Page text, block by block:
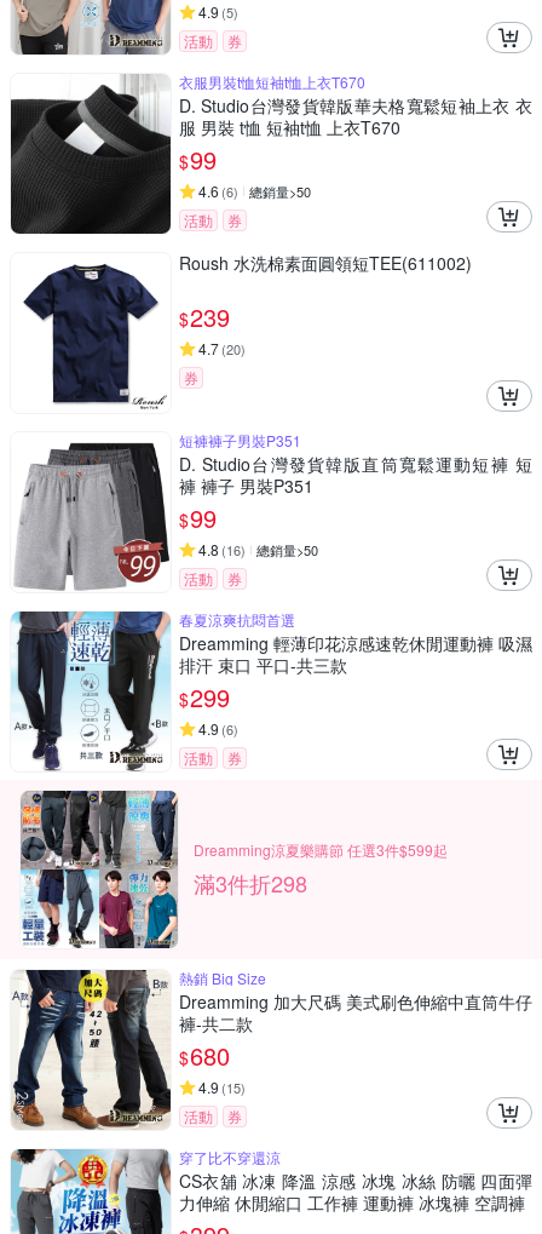
4.9 (5)
活動
券
衣服男裝t恤短袖t恤上衣T670
D. Studio台灣發貨韓版華夫格寬鬆短袖上衣 衣
服 男裝 t恤 短袖t恤 上衣T670
$99
4.6 (6) 總銷量>50
活動 券
Roush 水洗棉素面圓領短TEE(611002)
$239
4.7(20)
券
短褲褲子男裝P351
D. Studio台灣發貨韓版直筒寬鬆運動短褲 短
褲 褲子 男裝P351
$99
4.8 (16) 總銷量>50
活動
券
春夏涼爽抗悶首選
Dreamming 輕薄印花涼感速乾休閒運動褲 吸濕
排汗 束口 平口-共三款
$299
4.9 (6)
活動 券
Dreamming涼夏樂購節 任選3件$599起
滿3件折298
熱銷 Big Size
Dreamming 加大尺碼 美式刷色伸縮中直筒牛仔
褲-共二款
$680
4.9 (15)
活動
券
穿了比不穿還涼
CS衣舖 冰凍 降溫 涼感 冰塊 冰絲 防曬 四面彈
力伸縮 休閒縮口 工作褲 運動褲 冰塊褲 空調褲